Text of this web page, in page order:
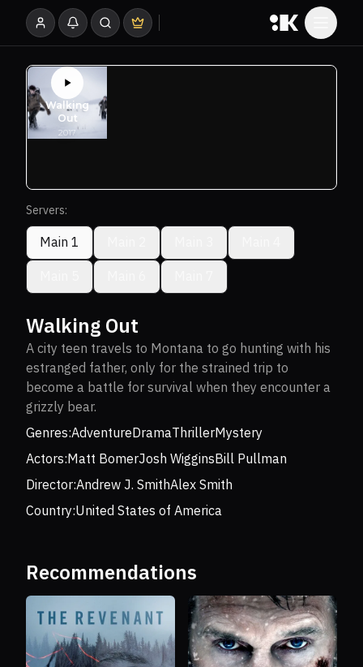
Servers:
Main 1
Walking Out
A city teen travels to Montana to go hunting with his
estranged father, only for the strained trip to
become a battle for survival when they encounter a
grizzly bear.
Genres:AdventureDramaThrillerMystery
Actors:Matt BomerJosh WigginsBill Pullman
Director:Andrew J. SmithAlex Smith
Country:United States of America
Recommendations